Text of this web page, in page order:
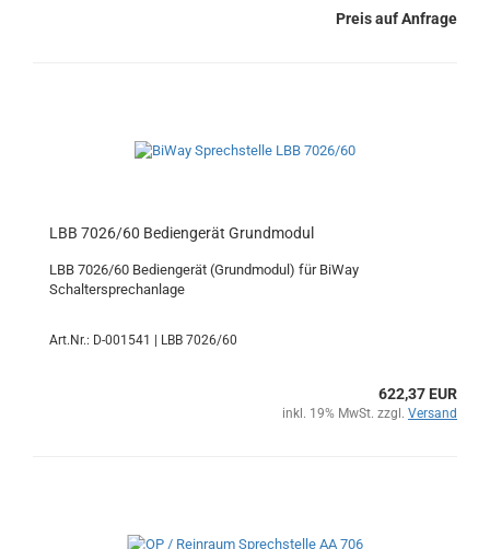
Preis auf Anfrage
LBB 7026/60 Bediengerät Grundmodul
LBB 7026/60 Bediengerät (Grundmodul) für BiWay
Schaltersprechanlage
Art.Nr.: D-001541 | LBB 7026/60
622,37 EUR
inkl. 19% MwSt. zzgl. Versand